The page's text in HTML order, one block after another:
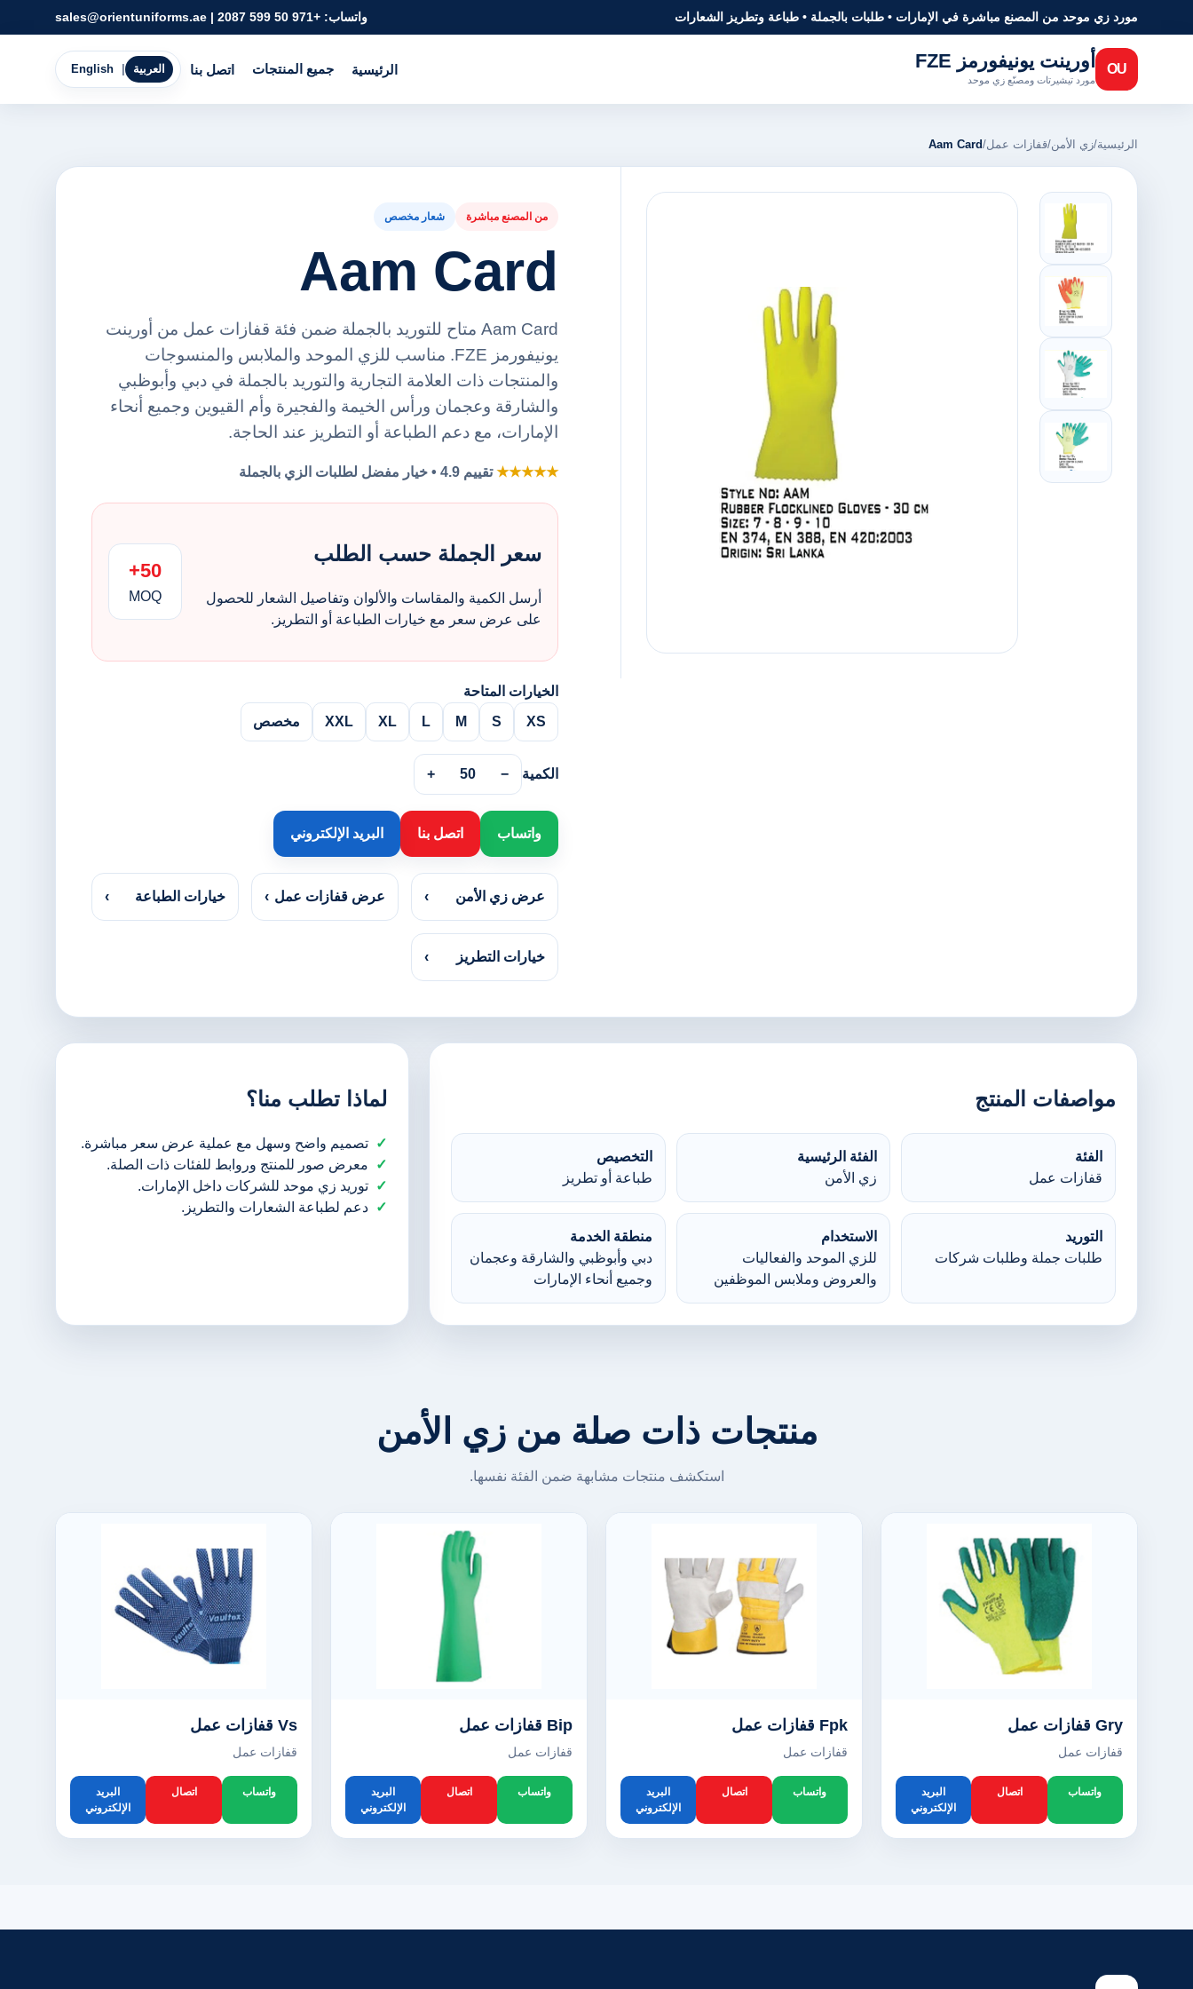
مورد زي موحد من المصنع مباشرة في الإمارات • طلبات بالجملة • طباعة وتطريز الشعارات واتساب: +971 50 599 2087
|
sales@orientuniforms.ae
OU أورينت يونيفورمز FZE
مورد تيشيرتات ومصنّع زي موحد
الرئيسية جميع المنتجات اتصل بنا English العربية
الرئيسية/زي الأمن/قفازات عمل/
Aam Card
من المصنع مباشرة شعار مخصص
Aam Card
Aam Card متاح للتوريد بالجملة ضمن فئة قفازات عمل من أورينت
يونيفورمز FZE. مناسب للزي الموحد والملابس والمنسوجات
والمنتجات ذات العلامة التجارية والتوريد بالجملة في دبي وأبوظبي
والشارقة وعجمان ورأس الخيمة والفجيرة وأم القيوين وجميع أنحاء
الإمارات، مع دعم الطباعة أو التطريز عند الحاجة.
★★★★★تقييم 4.9 • خيار مفضل لطلبات الزي بالجملة
سعر الجملة حسب الطلب
أرسل الكمية والمقاسات والألوان وتفاصيل الشعار للحصول
على عرض سعر مع خيارات الطباعة أو التطريز.
50+
MOQ
الخيارات المتاحة
XS
S
M
L
XL
XXL مخصص
الكمية −
50
+
واتساب اتصل بنا البريد الإلكتروني
عرض زي الأمن › عرض قفازات عمل › خيارات الطباعة ›
خيارات التطريز ›
مواصفات المنتج
الفئة
قفازات عمل
الفئة الرئيسية
زي الأمن
التخصيص
طباعة أو تطريز
التوريد
طلبات جملة وطلبات شركات
الاستخدام
للزي الموحد والفعاليات
والعروض وملابس الموظفين
منطقة الخدمة
دبي وأبوظبي والشارقة وعجمان
وجميع أنحاء الإمارات
لماذا تطلب منا؟
تصميم واضح وسهل مع عملية عرض سعر مباشرة.
معرض صور للمنتج وروابط للفئات ذات الصلة.
توريد زي موحد للشركات داخل الإمارات.
دعم لطباعة الشعارات والتطريز.
منتجات ذات صلة من زي الأمن
استكشف منتجات مشابهة ضمن الفئة نفسها.
Gry قفازات عمل
قفازات عمل
واتساب اتصال
البريد
الإلكتروني
Fpk قفازات عمل
قفازات عمل
واتساب اتصال
البريد
الإلكتروني
Bip قفازات عمل
قفازات عمل
واتساب اتصال
البريد
الإلكتروني
Vs قفازات عمل
قفازات عمل
واتساب اتصال
البريد
الإلكتروني